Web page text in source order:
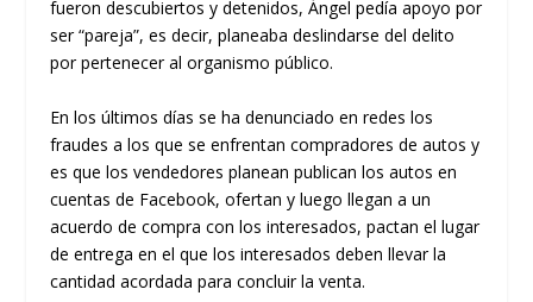
fueron descubiertos y detenidos, Ángel pedía apoyo por
ser “pareja”, es decir, planeaba deslindarse del delito
por pertenecer al organismo público.
En los últimos días se ha denunciado en redes los
fraudes a los que se enfrentan compradores de autos y
es que los vendedores planean publican los autos en
cuentas de Facebook, ofertan y luego llegan a un
acuerdo de compra con los interesados, pactan el lugar
de entrega en el que los interesados deben llevar la
cantidad acordada para concluir la venta.